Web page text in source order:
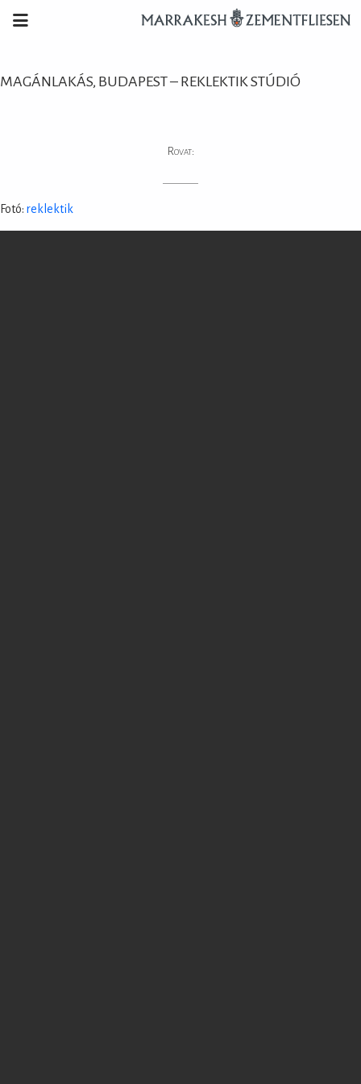
MAGÁNLAKÁS, BUDAPEST – REKLEKTIK STÚDIÓ
Rovat:
Fotó: reklektik